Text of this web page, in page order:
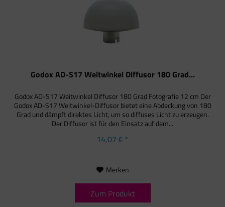
Godox AD-S17 Weitwinkel Diffusor 180 Grad...
Godox AD-S17 Weitwinkel Diffusor 180 Grad Fotografie 12 cm Der
Godox AD-S17 Weitwinkel-Diffusor bietet eine Abdeckung von 180
Grad und dämpft direktes Licht, um so diffuses Licht zu erzeugen.
Der Diffusor ist für den Einsatz auf dem...
14,07 € *
Merken
Zum Produkt